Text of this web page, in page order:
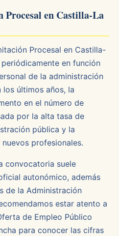
Procesal en Castilla-La
Procesal en Castilla-
en función
de la administración
últimos años, la
en el número de
por la alta tasa de
pública y la
profesionales.
convocatoria suele
autonómico, además
de la Administración
estar atento a
de Empleo Público
para conocer las cifras